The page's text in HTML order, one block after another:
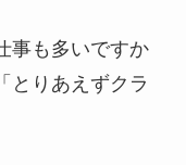
事も多いですか
とりあえずクラ